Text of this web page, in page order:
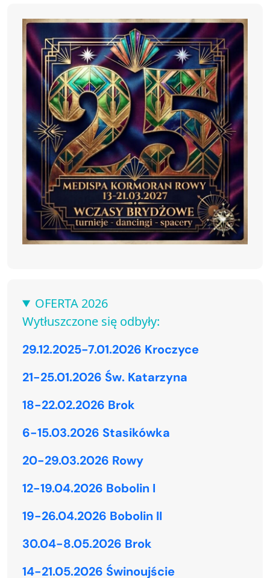
OFERTA 2026
Wytłuszczone się odbyły:
29.12.2025-7.01.2026 Kroczyce
21-25.01.2026 Św. Katarzyna
18-22.02.2026 Brok
6-15.03.2026 Stasikówka
20-29.03.2026 Rowy
12-19.04.2026 Bobolin I
19-26.04.2026 Bobolin II
30.04-8.05.2026 Brok
14-21.05.2026 Świnoujście